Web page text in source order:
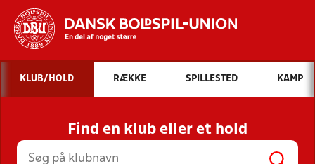
Hvad vil du søge efter?
INDHOLD OG NYHEDER
STILLINGER, RESULTATER, KLUBBER OG
HOLD
KLUB/HOLD RÆKKE SPILLESTED KAMP
Find en klub eller et hold